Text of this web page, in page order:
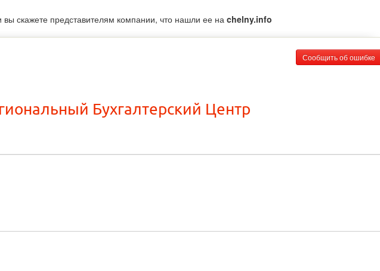
скажете представителям компании, что нашли ее на chelny.info
Сообщить об ошибке
Бухгалтерский Центр